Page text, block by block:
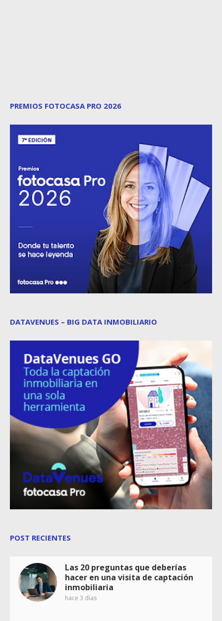
PREMIOS FOTOCASA PRO 2026
DATAVENUES – BIG DATA INMOBILIARIO
POST RECIENTES
Las 20 preguntas que deberías
hacer en una visita de captación
inmobiliaria
hace 3 días